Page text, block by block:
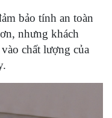
bảo tính an toàn
nhưng khách
chất lượng của